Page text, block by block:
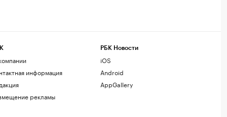
информация
рекламы
РБК Новости
iOS
Android
AppGallery